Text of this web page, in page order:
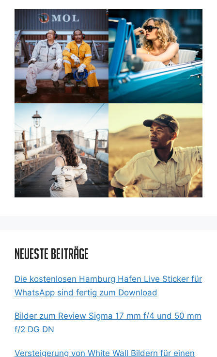
Neueste Beiträge
Die kostenlosen Hamburg Hafen Live Sticker für
WhatsApp sind fertig zum Download
Bilder zum Review Sigma 17 mm f/4 und 50 mm
f/2 DG DN
Versteigerung von White Wall Bildern für einen